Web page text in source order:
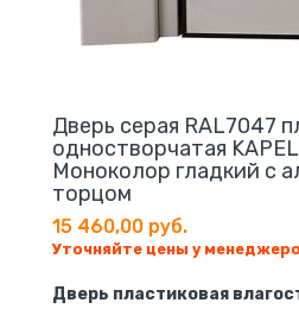
Дверь серая RAL7047
одностворчатая
Моноколор гладкий c
торцом
15 460,00 руб.
Уточняйте цены у
Дверь пластиковая